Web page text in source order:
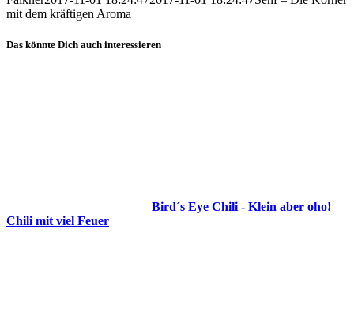
mit dem kräftigen Aroma
Das könnte Dich auch interessieren
Bird´s Eye Chili - Klein aber oho!
Chili mit viel Feuer